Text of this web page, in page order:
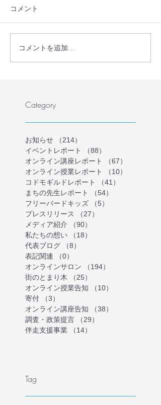
【メディア掲載】
STORY（ストーリィ）6
コメント
コメントを追加…
Category
お知らせ （214）
イベントレポート
（88）
オンライン講座レポート
（67）
オンライン授業レポート
（10）
コドモギルドレポート
（41）
まちの先生レポート
（54）
フリーバードキッズ
（5）
プレスリリース
（27）
メディア紹介
（90）
私たちの想い
（18）
代表ブログ
（8）
表記関連
（0）
オンラインサロン
（194）
街のとまり木
（25）
オンライン授業告知
（10）
寄付
（3）
オンライン講座告知
（38）
調査・政策提言
（29）
伴走支援事業
（14）
Tag